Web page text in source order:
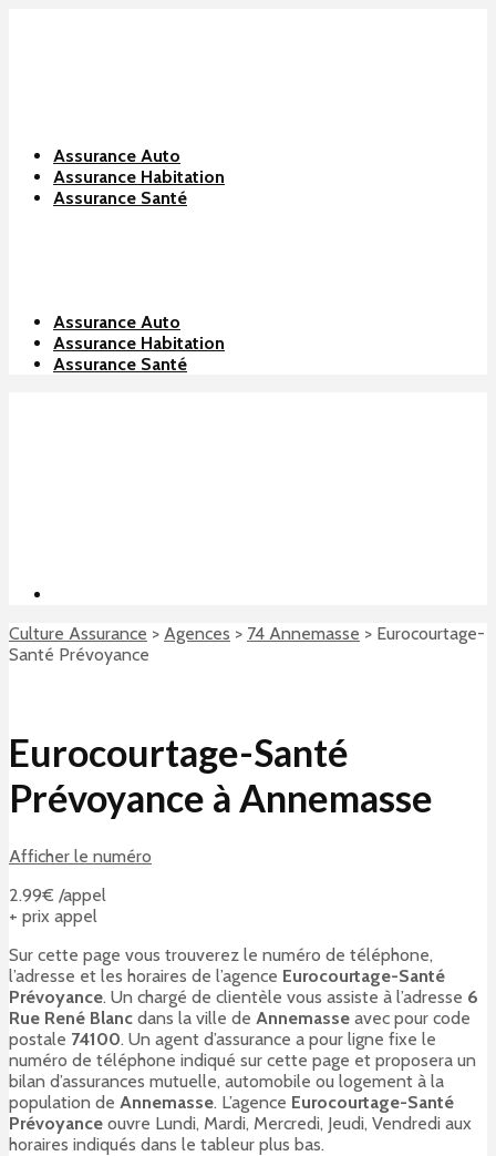
Assurance Auto
Assurance Habitation
Assurance Santé
Assurance Auto
Assurance Habitation
Assurance Santé
Culture Assurance > Agences > 74 Annemasse > Eurocourtage-
Santé Prévoyance
Eurocourtage-Santé
Prévoyance à Annemasse
Afficher le numéro
2.99€ /appel
+ prix appel
Sur cette page vous trouverez le numéro de téléphone,
l’adresse et les horaires de l’agence Eurocourtage-Santé
Prévoyance. Un chargé de clientèle vous assiste à l’adresse 6
Rue René Blanc dans la ville de Annemasse avec pour code
postale 74100. Un agent d’assurance a pour ligne fixe le
numéro de téléphone indiqué sur cette page et proposera un
bilan d’assurances mutuelle, automobile ou logement à la
population de Annemasse. L’agence Eurocourtage-Santé
Prévoyance ouvre Lundi, Mardi, Mercredi, Jeudi, Vendredi aux
horaires indiqués dans le tableur plus bas.